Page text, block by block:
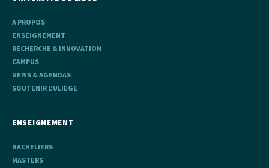
A PROPOS
ENSEIGNEMENT
RECHERCHE & INNOVATION
CAMPUS
NEWS & AGENDAS
SOUTENIR L'ULIÈGE
ENSEIGNEMENT
BACHELIERS
MASTERS